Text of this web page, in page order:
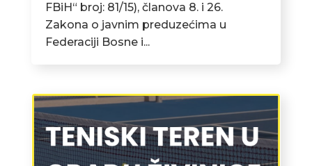
FBiH“ broj: 81/15), članova 8. i 26.
Zakona o javnim preduzećima u
Federaciji Bosne i...